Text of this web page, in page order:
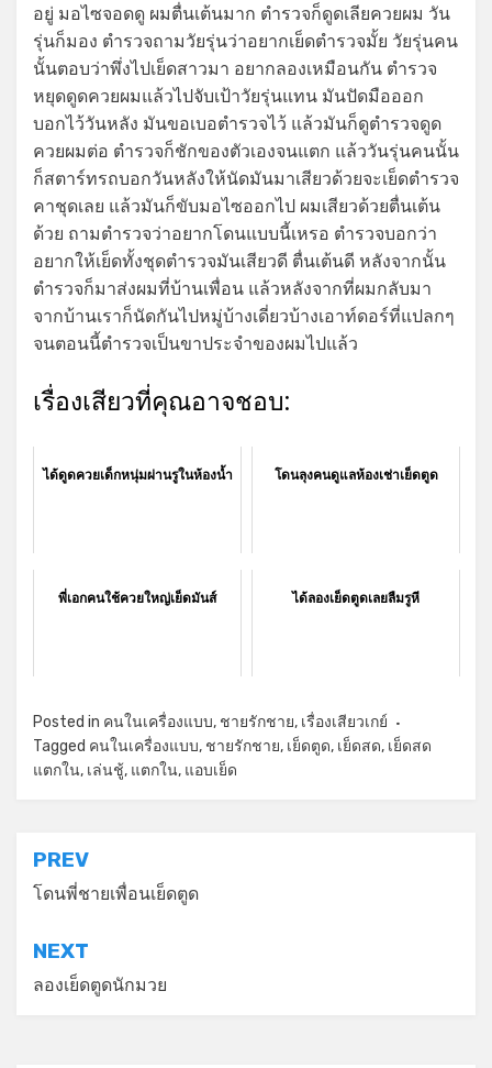
อยู่ มอไซจอดดู ผมตื่นเต้นมาก ตำรวจก็ดูดเลียควยผม วัน
รุ่นก็มอง ตำรวจถามวัยรุ่นว่าอยากเย็ดตำรวจมั้ย วัยรุ่นคน
นั้นตอบว่าพึ่งไปเย็ดสาวมา อยากลองเหมือนกัน ตำรวจ
หยุดดูดควยผมแล้วไปจับเป้าวัยรุ่นแทน มันปัดมือออก
บอกไว้วันหลัง มันขอเบอตำรวจไว้ แล้วมันก็ดูตำรวจดูด
ควยผมต่อ ตำรวจก็ชักของตัวเองจนแตก แล้ววันรุ่นคนนั้น
ก็สตาร์ทรถบอกวันหลังให้นัดมันมาเสียวด้วยจะเย็ดตำรวจ
คาชุดเลย แล้วมันก็ขับมอไซออกไป ผมเสียวด้วยตื่นเต้น
ด้วย ถามตำรวจว่าอยากโดนแบบนี้เหรอ ตำรวจบอกว่า
อยากให้เย็ดทั้งชุดตำรวจมันเสียวดี ตื่นเต้นดี หลังจากนั้น
ตำรวจก็มาส่งผมที่บ้านเพื่อน แล้วหลังจากที่ผมกลับมา
จากบ้านเราก็นัดกันไปหมู่บ้างเดี่ยวบ้างเอาท์ดอร์ที่แปลกๆ
จนตอนนี้ตำรวจเป็นขาประจำของผมไปแล้ว
เรื่องเสียวที่คุณอาจชอบ:
ได้ดูดควยเด็กหนุ่มผ่านรูในห้องน้ำ โดนลุงคนดูแลห้องเช่าเย็ดตูด
พี่เอกคนใช้ควยใหญ่เย็ดมันส์ ได้ลองเย็ดตูดเลยลืมรูหี
Posted in คนในเครื่องแบบ, ชายรักชาย, เรื่องเสียวเกย์
Tagged คนในเครื่องแบบ, ชายรักชาย, เย็ดตูด, เย็ดสด, เย็ดสด
แตกใน, เล่นชู้, แตกใน, แอบเย็ด
แนะแนว
เรื่อง
PREV
โดนพี่ชายเพื่อนเย็ดตูด
NEXT
ลองเย็ดตูดนักมวย